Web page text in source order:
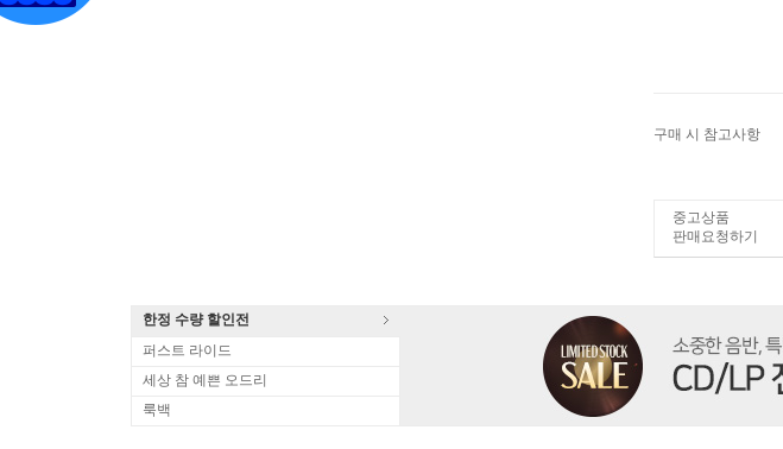
구매 시 참고사항
중고상품
판매요청하기
한정 수량 할인전
퍼스트 라이드
세상 참 예쁜 오드리
룩백